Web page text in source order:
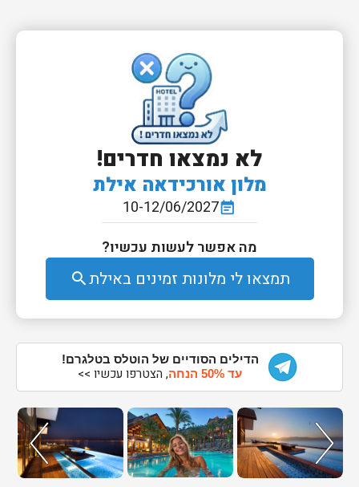
לא נמצאו חדרים!
מלון אורכידאה אילת
event_note
10-12/06/2027
מה אפשר לעשות עכשיו?
תמצאו לי מלונות זמינים באילתsearch
הדילים הסודיים של הוטלס בטלגרם!
עד 50% הנחה
, הצטרפו עכשיו >>